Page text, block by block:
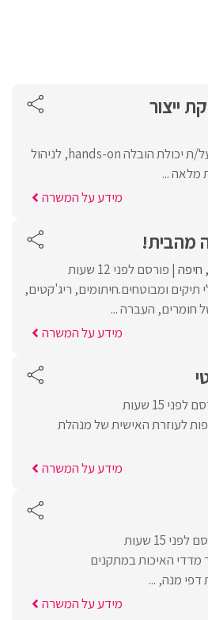
ייצור
למפעל קטן ודינמי דרוש/ה מנהל/ת מחלקת/קו ייצור בעל/ת יכולת הובלה hands-on, לניהול
מלאה ...
מידע על המשרה
מהבית!
חיפה פורסם לפני 12 שעות
תיקים ומבוטחים.חיתומים, ריג'קטים,
חומרים, העברה ...
מידע על המשרה
לפני 15 שעות
לעוזרת האישית של מנהלת
מידע על המשרה
15 שעות
מדדי האיכות במתקנים
דפי מנה, ...
מידע על המשרה